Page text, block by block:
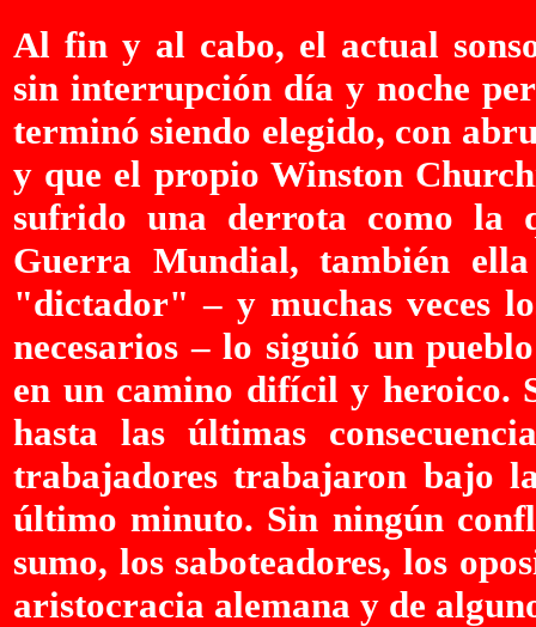
Al fin y al cabo, el actual
sin interrupción día y noche
terminó siendo elegido, con
y que el propio Winston
sufrido una derrota como la
Guerra Mundial, también
"dictador" – y muchas veces
necesarios – lo siguió un
en un camino difícil y heroico.
hasta las últimas
trabajadores trabajaron bajo
último minuto. Sin ningún
sumo, los saboteadores, los
aristocracia alemana y de